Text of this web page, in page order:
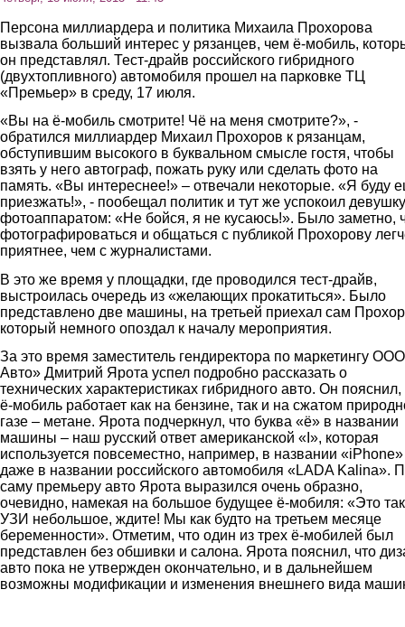
Персона миллиардера и политика Михаила Прохорова
вызвала больший интерес у рязанцев, чем ё-мобиль,
он представлял. Тест-драйв российского гибридного
(двухтопливного) автомобиля прошел на парковке ТЦ
«Премьер» в среду, 17 июля.
«Вы на ё-мобиль смотрите! Чё на меня смотрите?», -
обратился миллиардер Михаил Прохоров к рязанцам,
обступившим высокого в буквальном смысле гостя, чтобы
взять у него автограф, пожать руку или сделать фото на
память. «Вы интереснее!» – отвечали некоторые. «Я буду
приезжать!», - пообещал политик и тут же успокоил
фотоаппаратом: «Не бойся, я не кусаюсь!». Было заметно,
фотографироваться и общаться с публикой Прохорову
приятнее, чем с журналистами.
В это же время у площадки, где проводился тест-драйв,
выстроилась очередь из «желающих прокатиться». Было
представлено две машины, на третьей приехал сам
который немного опоздал к началу мероприятия.
За это время заместитель гендиректора по маркетингу
Авто» Дмитрий Ярота успел подробно рассказать о
технических характеристиках гибридного авто. Он пояснил,
ё-мобиль работает как на бензине, так и на сжатом
газе – метане. Ярота подчеркнул, что буква «ё» в названии
машины – наш русский ответ американской «I», которая
используется повсеместно, например, в названии
даже в названии российского автомобиля «LADA Kalina».
саму премьеру авто Ярота выразился очень образно,
очевидно, намекая на большое будущее ё-мобиля: «Это
УЗИ небольшое, ждите! Мы как будто на третьем месяце
беременности». Отметим, что один из трех ё-мобилей был
представлен без обшивки и салона. Ярота пояснил, что
авто пока не утвержден окончательно, и в дальнейшем
возможны модификации и изменения внешнего вида